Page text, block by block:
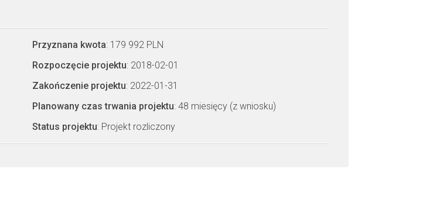
Przyznana kwota: 179 992 PLN
Rozpoczęcie projektu: 2018-02-01
Zakończenie projektu: 2022-01-31
Planowany czas trwania projektu: 48 miesięcy (z wniosku)
Status projektu: Projekt rozliczony